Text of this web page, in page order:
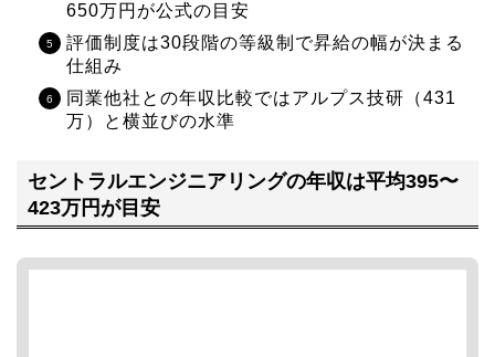
650万円が公式の目安
評価制度は30段階の等級制で昇給の幅が決まる
仕組み
同業他社との年収比較ではアルプス技研（431
万）と横並びの水準
セントラルエンジニアリングの年収は平均395〜
423万円が目安